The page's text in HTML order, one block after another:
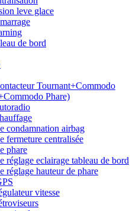
leve glace
de bord
Tournant+Commodo
Phare)
condamnation airbag
fermeture centralisée
phare
réglage eclairage tableau de bord
réglage hauteur de phare
vitesse